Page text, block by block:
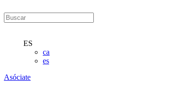
ES
ca
es
Asóciate